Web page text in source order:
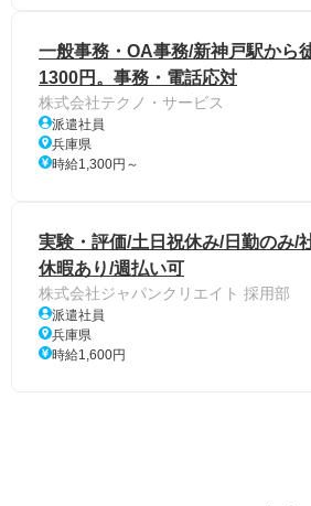
一般事務・OA事務/新神戸駅から
1300円。事務・電話応対
株式会社テクノ・サービス
派遣社員
兵庫県
時給1,300円～
実験・評価/土日祝休み/日勤のみ/
休暇あり/週払い可
株式会社ジャパンクリエイト 採用部
派遣社員
兵庫県
時給1,600円